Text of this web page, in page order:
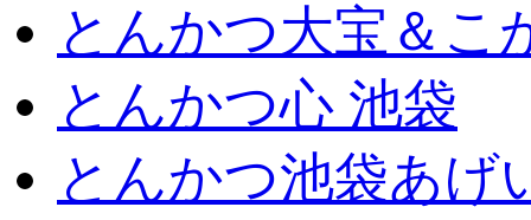
とんかつ大宝＆こ
とんかつ心 池袋
とんかつ池袋あげ